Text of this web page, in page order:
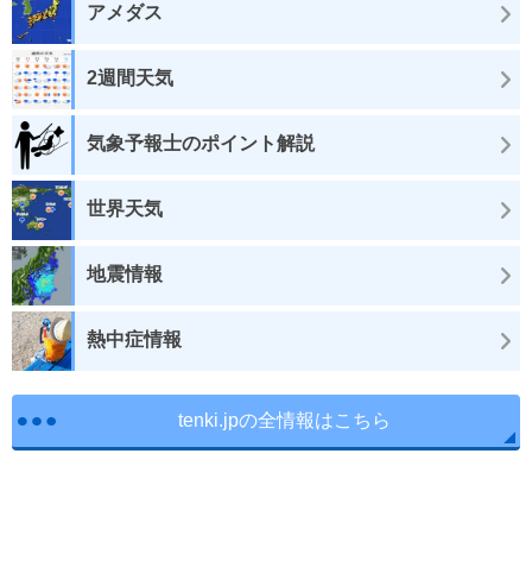
アメダス
2週間天気
気象予報士のポイント解説
世界天気
地震情報
熱中症情報
tenki.jpの全情報はこちら